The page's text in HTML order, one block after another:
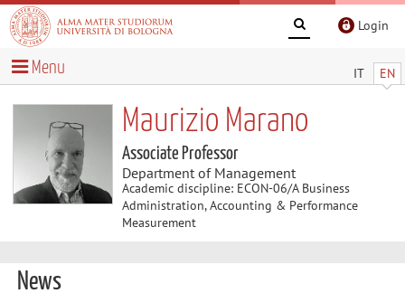
Login
IT EN
Menu
Maurizio Marano
Associate Professor
Department of Management
Academic discipline: ECON-06/A Business
Administration, Accounting & Performance
Measurement
News